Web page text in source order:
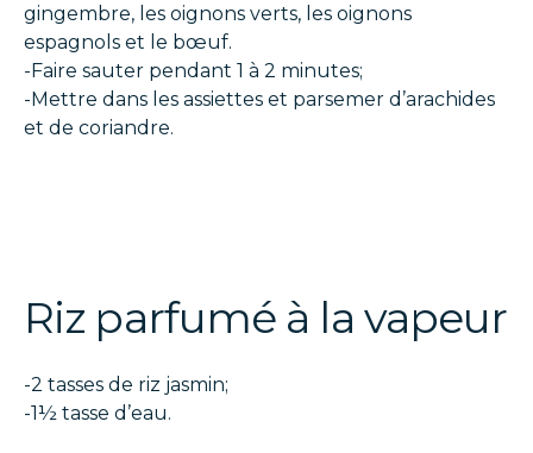
gingembre, les oignons verts, les oignons
espagnols et le bœuf.
-Faire sauter pendant 1 à 2 minutes;
-Mettre dans les assiettes et parsemer d’arachides
et de coriandre.
Riz parfumé à la vapeur
-2 tasses de riz jasmin;
-1½ tasse d’eau.